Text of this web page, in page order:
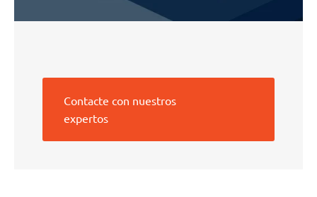
Contacte con nuestros
expertos